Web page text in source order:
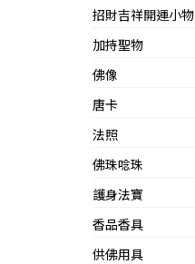
招財吉祥開運小物
加持聖物
佛像
唐卡
法照
佛珠唸珠
護身法寶
香品香具
供佛用具